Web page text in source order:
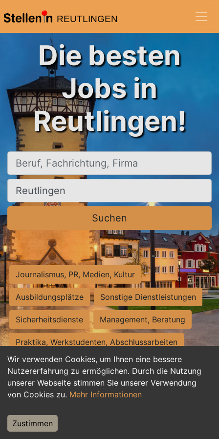
REUTLINGEN
Wir verwenden Cookies, um Ihnen eine bessere
Nutzererfahrung zu ermöglichen. Durch die Nutzung
unserer Webseite stimmen Sie unserer Verwendung
von Cookies zu. Mehr Informationen
Zustimmen
Die besten
Jobs in
Reutlingen!
Beruf, Fachrichtung, Firma
Ort, Stadt
Suchen
Journalismus, PR, Medien, Kultur
Ausbildungsplätze Sonstige Dienstleistungen
Sicherheitsdienste Management, Beratung
Praktika, Werkstudenten, Abschlussarbeiten
Personalwesen Assistenz, Sekretariat
Hilfskräfte, Aushilfs- und Nebenjobs
Weiterbildung, Studium, duale Ausbildung